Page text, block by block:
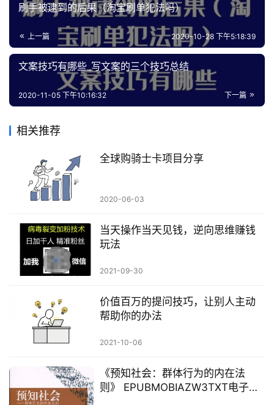
刷手被逮到的后果（淘宝刷单犯法吗）
上一篇 2020-10-28 下午5:18:39
文案技巧有哪些_写文案的三个技巧总结
下一篇
2020-11-05 下午10:16:32
相关推荐
全球购骑士卡项目分享
2020-06-03
当天操作当天见钱，逆向思维赚钱
玩法
2021-09-30
价值百万的提问技巧，让别人主动
帮助你的办法
2021-10-06
《预知社会：群体行为的内在法
则》 EPUBMOBIAZW3TXT电子书